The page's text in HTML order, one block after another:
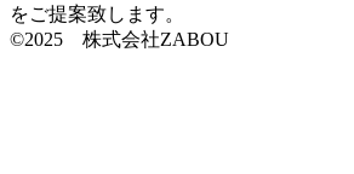
をご提案致します。
©2025 株式会社ZABOU